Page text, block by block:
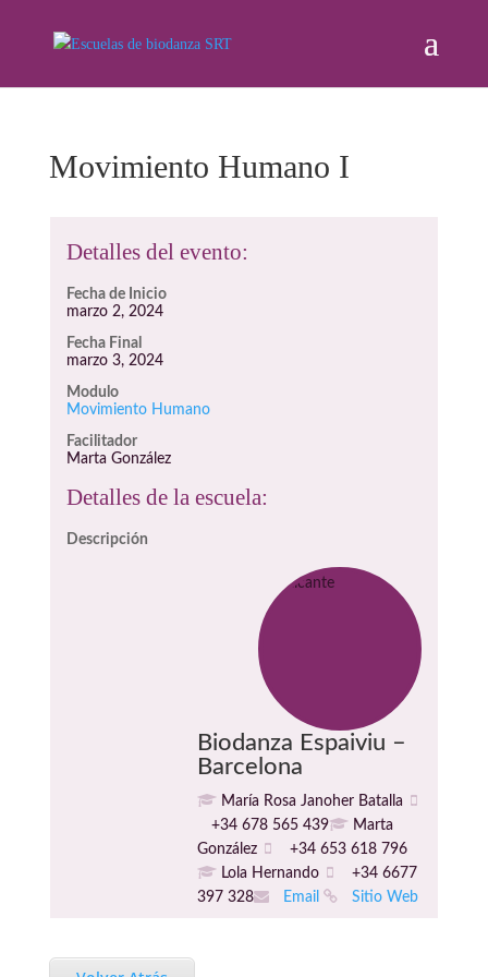
Movimiento Humano I
Detalles del evento:
Fecha de Inicio
marzo 2, 2024
Fecha Final
marzo 3, 2024
Modulo
Movimiento Humano
Facilitador
Marta González
Detalles de la escuela:
Descripción
Biodanza Espaiviu –
Barcelona
María Rosa Janoher Batalla
+34 678 565 439
Marta
González
+34 653 618 796
Lola Hernando
+34 6677
397 328
Email Sitio Web